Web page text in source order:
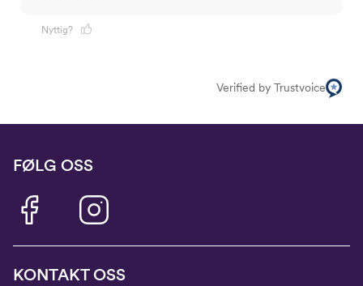
Nyttig?
Verified by Trustvoice
FØLG OSS
KONTAKT OSS